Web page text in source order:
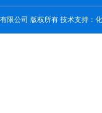
限公司 版权所有 技术支持：